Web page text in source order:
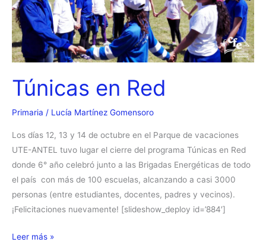
Túnicas en Red
Primaria / Lucía Martínez Gomensoro
Los días 12, 13 y 14 de octubre en el Parque de vacaciones
UTE-ANTEL tuvo lugar el cierre del programa Túnicas en Red
donde 6° año celebró junto a las Brigadas Energéticas de todo
el país con más de 100 escuelas, alcanzando a casi 3000
personas (entre estudiantes, docentes, padres y vecinos).
¡Felicitaciones nuevamente! [slideshow_deploy id=’884′]
Túnicas
Leer más »